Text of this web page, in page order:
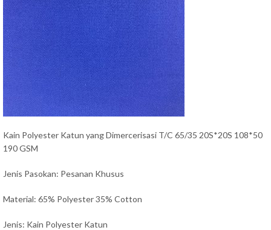
Kain Polyester Katun yang Dimercerisasi T/C 65/35 20S*20S 108*50
190 GSM
Jenis Pasokan: Pesanan Khusus
Material: 65% Polyester 35% Cotton
Jenis: Kain Polyester Katun